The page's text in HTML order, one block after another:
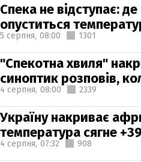
Спека не відступає:
опуститься
5 серпня, 08:00 1301
"Спекотна хвиля"
синоптик розповів,
4 серпня, 08:00 2339
Україну накриває
температура сягне
4 серпня, 07:32 908